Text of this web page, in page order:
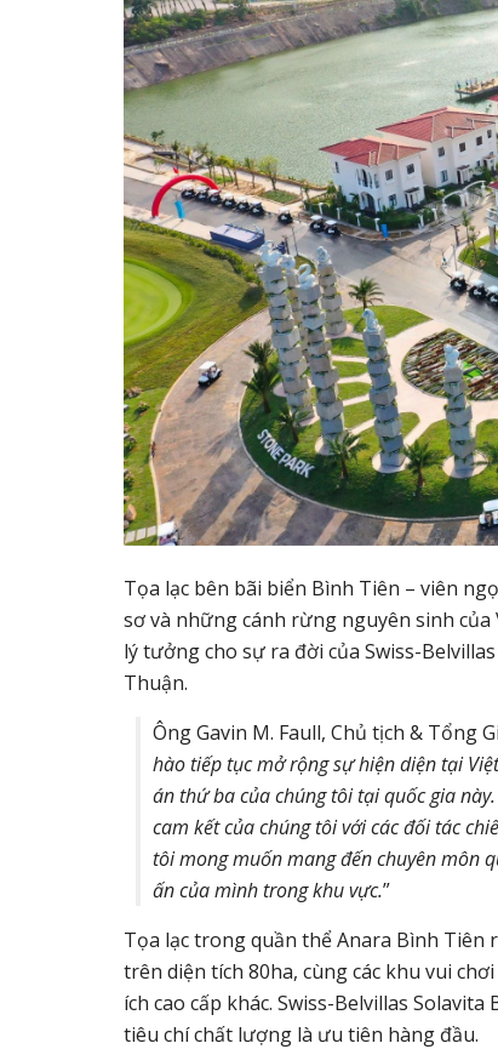
Tọa lạc bên bãi biển Bình Tiên – viên
sơ và những cánh rừng nguyên sinh
lý tưởng cho sự ra đời của Swiss-
Thuận.
Ông Gavin M. Faull, Chủ tịch & Tổng
hào tiếp tục mở rộng sự hiện diện tại
án thứ ba của chúng tôi tại quốc gia
cam kết của chúng tôi với các đối tác
tôi mong muốn mang đến chuyên môn
ấn của mình trong khu vực.”
Tọa lạc trong quần thể Anara Bình Tiên
trên diện tích 80ha, cùng các khu vui
ích cao cấp khác. Swiss-Belvillas
tiêu chí chất lượng là ưu tiên hàng đầu.